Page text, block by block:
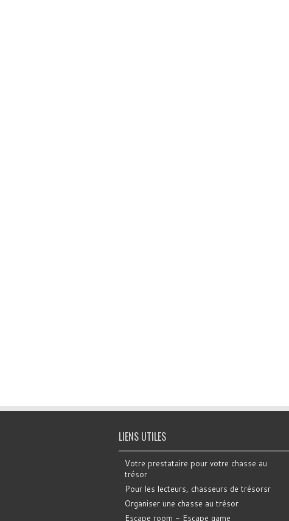
LIENS UTILES
Votre prestataire pour votre chasse au
trésor
Pour les lecteurs, chasseurs de trésorsr
Organiser une chasse au trésor
Escape room - Escape game